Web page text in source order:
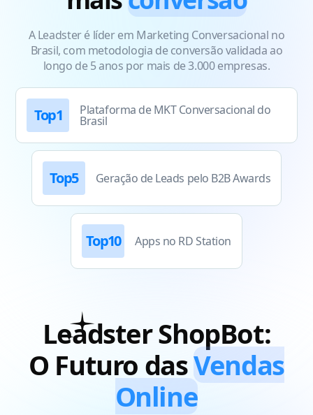
A Leadster é líder em Marketing Conversacional no
Brasil, com metodologia de conversão validada ao
longo de 5 anos por mais de 3.000 empresas.
Top1 Plataforma de MKT Conversacional do
Brasil
Top5 Geração de Leads pelo B2B Awards
Top10 Apps no RD Station
LeadsterShopBot:
O Futuro dasVendas
Online